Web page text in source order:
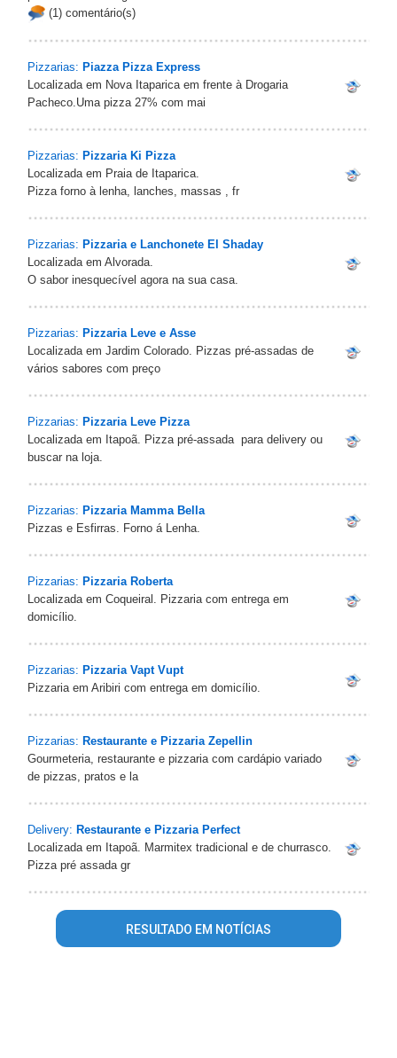
(1) comentário(s)
Pizzarias: Piazza Pizza Express
Localizada em Nova Itaparica em frente à Drogaria
Pacheco.Uma pizza 27% com mai
Pizzarias: Pizzaria Ki Pizza
Localizada em Praia de Itaparica.
Pizza forno à lenha, lanches, massas , fr
Pizzarias: Pizzaria e Lanchonete El Shaday
Localizada em Alvorada.
O sabor inesquecível agora na sua casa.
Pizzarias: Pizzaria Leve e Asse
Localizada em Jardim Colorado. Pizzas pré-assadas de
vários sabores com preço
Pizzarias: Pizzaria Leve Pizza
Localizada em Itapoã. Pizza pré-assada para delivery ou
buscar na loja.
Pizzarias: Pizzaria Mamma Bella
Pizzas e Esfirras. Forno á Lenha.
Pizzarias: Pizzaria Roberta
Localizada em Coqueiral. Pizzaria com entrega em
domicílio.
Pizzarias: Pizzaria Vapt Vupt
Pizzaria em Aribiri com entrega em domicílio.
Pizzarias: Restaurante e Pizzaria Zepellin
Gourmeteria, restaurante e pizzaria com cardápio variado
de pizzas, pratos e la
Delivery: Restaurante e Pizzaria Perfect
Localizada em Itapoã. Marmitex tradicional e de churrasco.
Pizza pré assada gr
RESULTADO EM NOTÍCIAS